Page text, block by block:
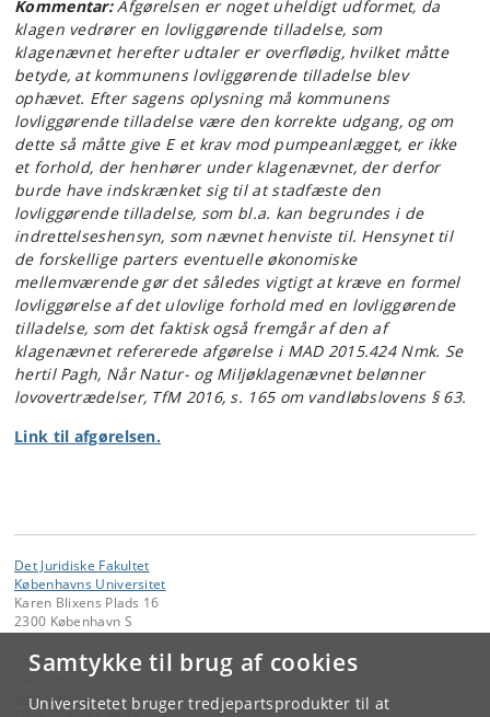
Samtykke til brug af cookies
Universitetet bruger tredjepartsprodukter til at
Kommentar:Afgørelsen er noget uheldigt udformet, da
klagen vedrører en lovliggørende tilladelse, som
klagenævnet herefter udtaler er overflødig, hvilket måtte
betyde, at kommunens lovliggørende tilladelse blev
ophævet. Efter sagens oplysning må kommunens
lovliggørende tilladelse være den korrekte udgang, og om
dette så måtte give E et krav mod pumpeanlægget, er ikke
et forhold, der henhører under klagenævnet, der derfor
burde have indskrænket sig til at stadfæste den
lovliggørende tilladelse, som bl.a. kan begrundes i de
indrettelseshensyn, som nævnet henviste til. Hensynet til
de forskellige parters eventuelle økonomiske
mellemværende gør det således vigtigt at kræve en formel
lovliggørelse af det ulovlige forhold med en lovliggørende
tilladelse, som det faktisk også fremgår af den af
klagenævnet refererede afgørelse i MAD 2015.424 Nmk. Se
hertil Pagh, Når Natur- og Miljøklagenævnet belønner
lovovertrædelser, TfM 2016, s. 165 om vandløbslovens § 63.
Link til afgørelsen.
Det Juridiske Fakultet
Københavns Universitet
Karen Blixens Plads 16
2300 København S
Kontakt:
jurfak @jur.ku.dk